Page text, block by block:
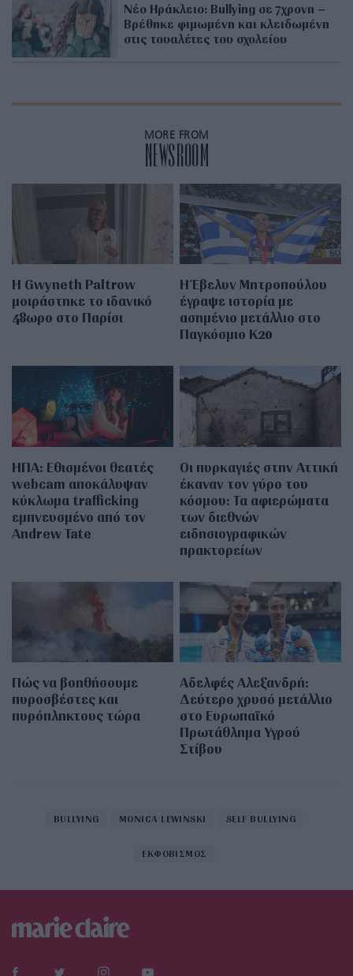
Νέο Ηράκλειο: Bullying σε 7χρονη –
Βρέθηκε φιμωμένη και κλειδωμένη
στις τουαλέτες του σχολείου
MORE FROM
NEWSROOM
Η Gwyneth Paltrow
μοιράστηκε το ιδανικό
48ωρο στο Παρίσι
Η Έβελυν Μητροπούλου
έγραψε ιστορία με
ασημένιο μετάλλιο στο
Παγκόσμιο Κ20
ΗΠΑ: Εθισμένοι θεατές
webcam αποκάλυψαν
κύκλωμα trafficking
εμπνευσμένο από τον
Andrew Tate
Οι πυρκαγιές στην Αττική
έκαναν τον γύρο του
κόσμου: Τα αφιερώματα
των διεθνών
ειδησιογραφικών
πρακτορείων
Πώς να βοηθήσουμε
πυροσβέστες και
πυρόπληκτους τώρα
Αδελφές Αλεξανδρή:
Δεύτερο χρυσό μετάλλιο
στο Ευρωπαϊκό
Πρωτάθλημα Υγρού
Στίβου
BULLYING MONICA LEWINSKI SELF BULLYING
ΕΚΦΟΒΙΣΜΟΣ